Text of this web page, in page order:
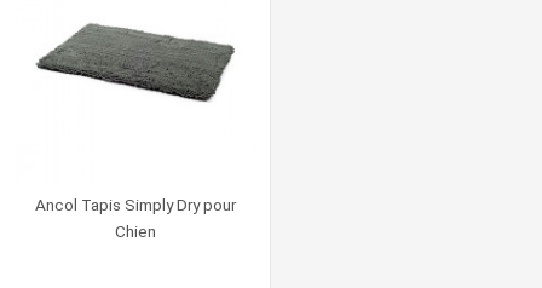
Ancol Tapis Simply Dry pour
Chien